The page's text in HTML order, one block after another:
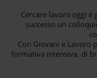
Cercare lavoro oggi è
successo un
Con Giovani e Lavoro
formativa intensiva, di